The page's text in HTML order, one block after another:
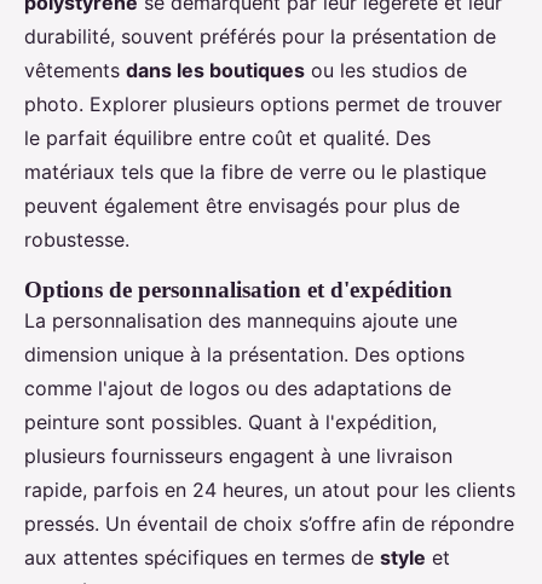
durabilité, souvent préférés pour la présentation de
vêtements dans les boutiques ou les studios de
photo. Explorer plusieurs options permet de trouver
le parfait équilibre entre coût et qualité. Des
matériaux tels que la fibre de verre ou le plastique
peuvent également être envisagés pour plus de
robustesse.
Options de personnalisation et d'expédition
La personnalisation des mannequins ajoute une
dimension unique à la présentation. Des options
comme l'ajout de logos ou des adaptations de
peinture sont possibles. Quant à l'expédition,
plusieurs fournisseurs engagent à une livraison
rapide, parfois en 24 heures, un atout pour les clients
pressés. Un éventail de choix s’offre afin de répondre
aux attentes spécifiques en termes de style et